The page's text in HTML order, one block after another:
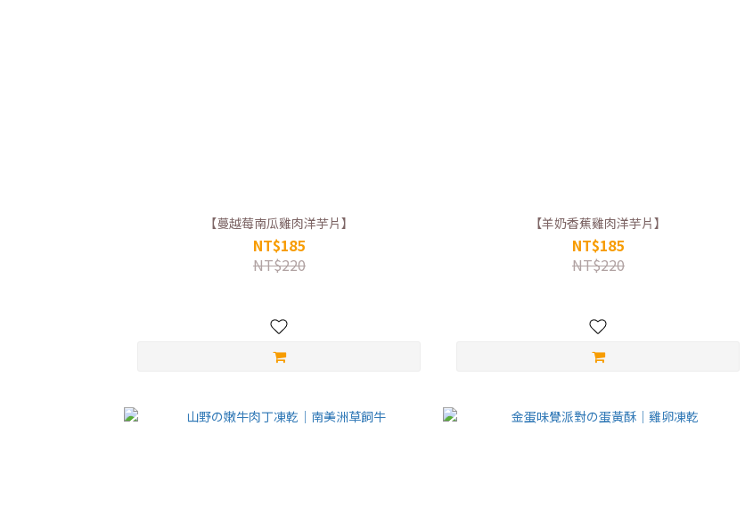
【蔓越莓南瓜雞肉洋芋片】
NT$185
NT$220
【羊奶香蕉雞肉洋芋片】
NT$185
NT$220